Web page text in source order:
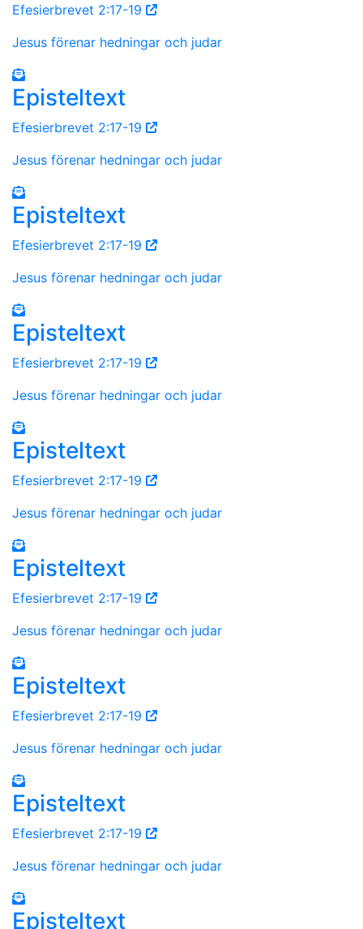
Efesierbrevet 2:17-19
Jesus förenar hedningar och judar
Episteltext
Efesierbrevet 2:17-19
Jesus förenar hedningar och judar
Episteltext
Efesierbrevet 2:17-19
Jesus förenar hedningar och judar
Episteltext
Efesierbrevet 2:17-19
Jesus förenar hedningar och judar
Episteltext
Efesierbrevet 2:17-19
Jesus förenar hedningar och judar
Episteltext
Efesierbrevet 2:17-19
Jesus förenar hedningar och judar
Episteltext
Efesierbrevet 2:17-19
Jesus förenar hedningar och judar
Episteltext
Efesierbrevet 2:17-19
Jesus förenar hedningar och judar
Episteltext